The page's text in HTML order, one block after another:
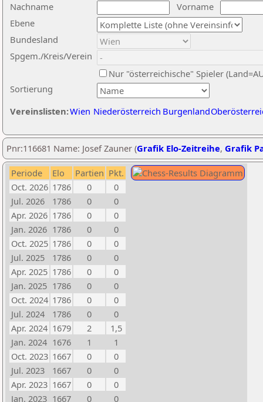
Nachname
Vorname
Ebene
Sortierung
Bundesland
Spgem./Kreis/Verein
Nur "österreichische" Spieler
Vereinslisten:Wien Niederösterreich Burgenland
Pnr:116681 Name: Josef Zauner (Grafik Elo-Zeitreihe, Grafik
Periode Elo Partien Pkt.
Oct. 2026 1786 0
0
Jul. 2026
1786 0
0
Apr. 2026 1786 0
0
Jan. 2026 1786 0
0
Oct. 2025 1786 0
0
Jul. 2025
1786 0
0
Apr. 2025 1786 0
0
Jan. 2025 1786 0
0
Oct. 2024 1786 0
0
Jul. 2024
1786 0
0
Apr. 2024 1679 2
1,5
Jan. 2024 1676 1
1
Oct. 2023 1667 0
0
Jul. 2023
1667 0
0
Apr. 2023 1667 0
0
Jan. 2023 1667 0
0